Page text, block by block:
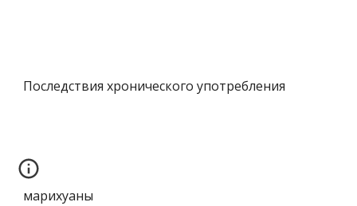
Последствия хронического употребления
марихуаны